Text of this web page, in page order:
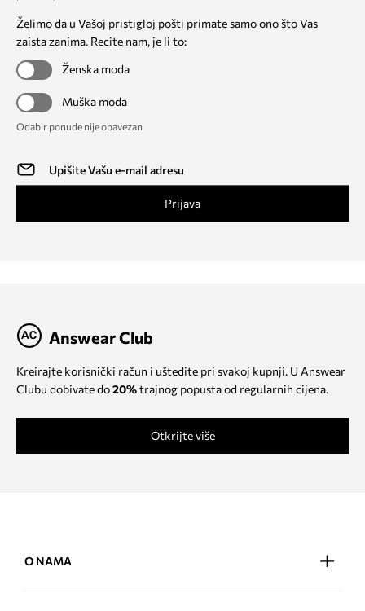
Želimo da u Vašoj pristigloj pošti primate samo ono što Vas
zaista zanima. Recite nam, je li to:
Ženska moda
Muška moda
Odabir ponude nije obavezan
Prijava
Answear Club
Kreirajte korisnički račun i uštedite pri svakoj kupnji. U Answear
Clubu dobivate do20%trajnog popusta od regularnih cijena.
Otkrijte više
O NAMA